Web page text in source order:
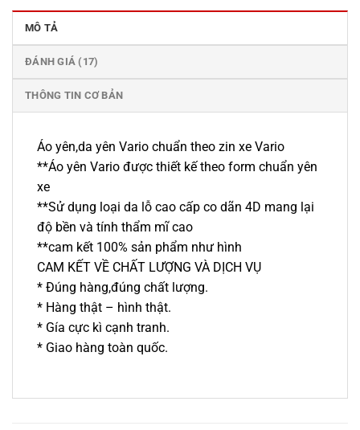
MÔ TẢ
ĐÁNH GIÁ (17)
THÔNG TIN CƠ BẢN
Áo yên,da yên Vario chuẩn theo zin xe Vario
**Áo yên Vario được thiết kế theo form chuẩn yên
xe
**Sử dụng loại da lỗ cao cấp co dãn 4D mang lại
độ bền và tính thẩm mĩ cao
**cam kết 100% sản phẩm như hình
CAM KẾT VỀ CHẤT LƯỢNG VÀ DỊCH VỤ
* Đúng hàng,đúng chất lượng.
* Hàng thật – hình thật.
* Gía cực kì cạnh tranh.
* Giao hàng toàn quốc.